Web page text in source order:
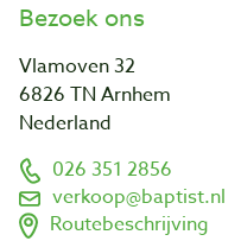
Bezoek ons
Vlamoven 32
6826 TN Arnhem
Nederland
026 351 2856
verkoop@baptist.nl
Routebeschrijving